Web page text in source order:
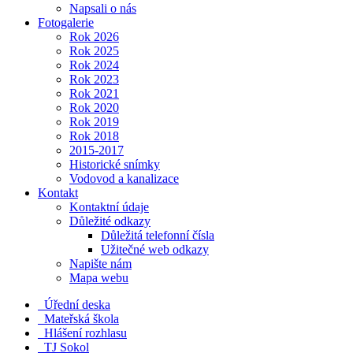
Napsali o nás
Fotogalerie
Rok 2026
Rok 2025
Rok 2024
Rok 2023
Rok 2021
Rok 2020
Rok 2019
Rok 2018
2015-2017
Historické snímky
Vodovod a kanalizace
Kontakt
Kontaktní údaje
Důležité odkazy
Důležitá telefonní čísla
Užitečné web odkazy
Napište nám
Mapa webu
Úřední deska
Mateřská škola
Hlášení rozhlasu
TJ Sokol